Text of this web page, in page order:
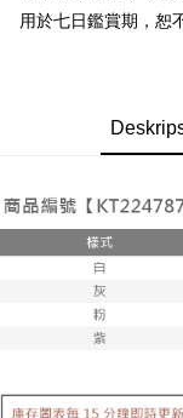
[Terma Penggunaan
Jika anda memilih OP
mudah alih anda,
akhir pembayaran.
disahkan.
Had kredit yang
yang dikenakan
pada halaman
Jika transaksi tidak
dibuat, atau jika
1. Dengan memilih
pengesahan AFTEE
dihantar ke alamat
4. Setelah pesanan
manakala ahli aplikasi
5. Tiada bayaran
pembayaran di
dalam talian dengan
Sila ambil perhatian
Pemindahan ATM
全家取貨付款
NT$60/pesanan |
NT$1,800 atau lebih
付款後全家取貨
用於七日鑑賞期，恕